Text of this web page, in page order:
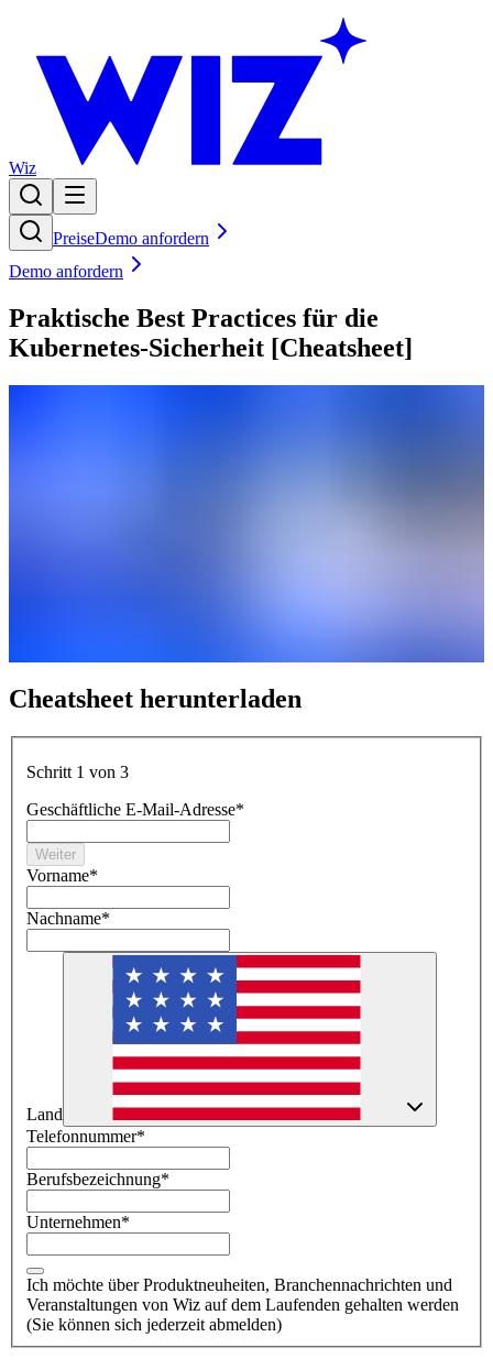
Wiz
PreiseDemo anfordern
Demo anfordern
Praktische Best Practices für die
Kubernetes-Sicherheit [Cheatsheet]
Cheatsheet herunterladen
Schritt 1 von 3
Geschäftliche E-Mail-Adresse*
Weiter
Vorname*
Nachname*
Land
Telefonnummer*
Berufsbezeichnung*
Unternehmen*
Ich möchte über Produktneuheiten, Branchennachrichten und
Veranstaltungen von Wiz auf dem Laufenden gehalten werden
(Sie können sich jederzeit abmelden)